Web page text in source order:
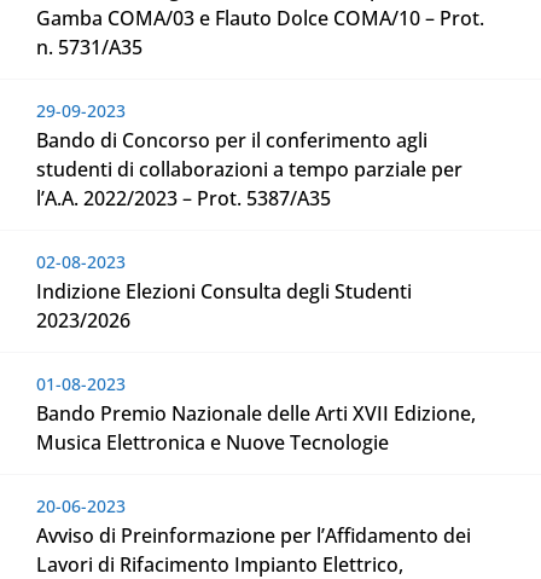
Gamba COMA/03 e Flauto Dolce COMA/10 – Prot.
n. 5731/A35
29-09-2023
Bando di Concorso per il conferimento agli
studenti di collaborazioni a tempo parziale per
l’A.A. 2022/2023 – Prot. 5387/A35
02-08-2023
Indizione Elezioni Consulta degli Studenti
2023/2026
01-08-2023
Bando Premio Nazionale delle Arti XVII Edizione,
Musica Elettronica e Nuove Tecnologie
20-06-2023
Avviso di Preinformazione per l’Affidamento dei
Lavori di Rifacimento Impianto Elettrico,